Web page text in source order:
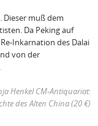
Dieser muß dem
Da Peking auf
des Dalai
von der
Henkel CM‐Antiquariat:
des Alten China (20 €)